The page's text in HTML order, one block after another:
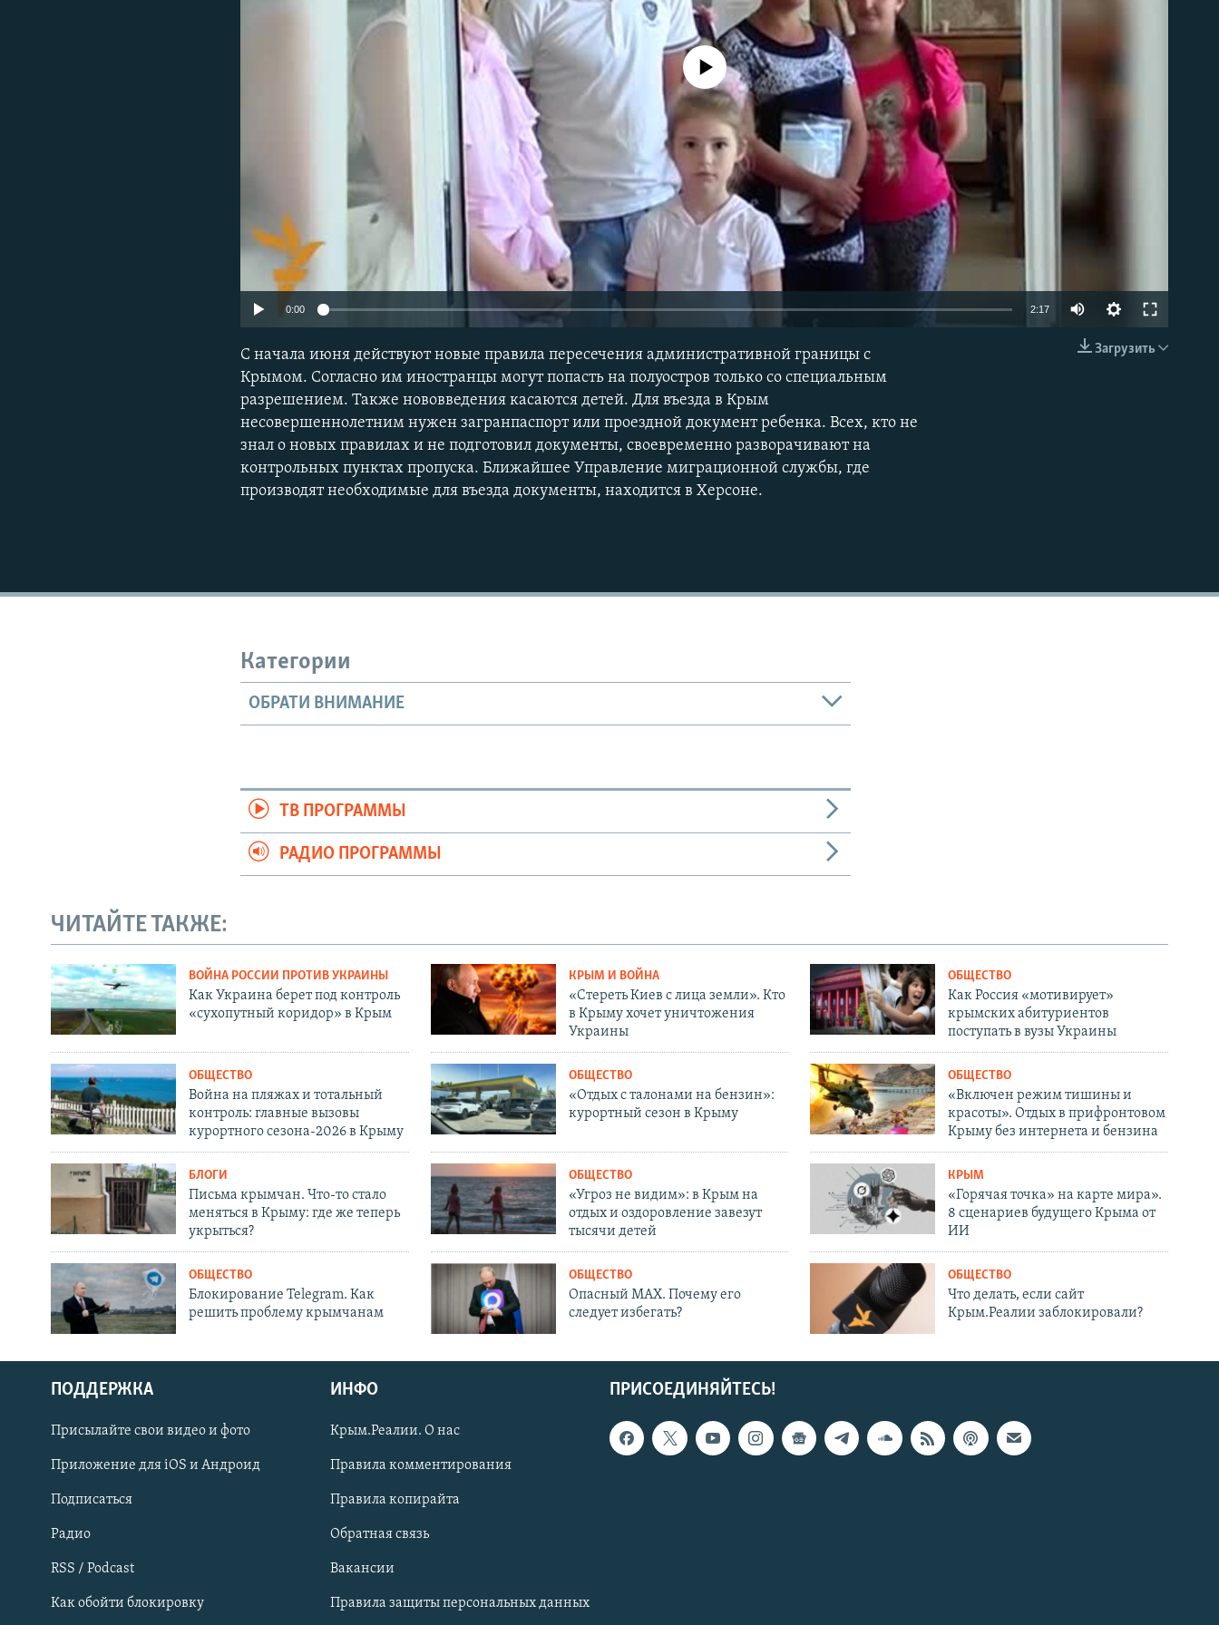
Українською
Qırımtatar
ПРИСОЕДИНЯЙТЕСЬ!
EMBED
No media source currently available
0:00 2:17
Загрузить
С начала июня действуют новые правила пересечения административной границы с
Крымом. Согласно им иностранцы могут попасть на полуостров только со специальным
разрешением. Также нововведения касаются детей. Для въезда в Крым
несовершеннолетним нужен загранпаспорт или проездной документ ребенка. Всех, кто не
знал о новых правилах и не подготовил документы, своевременно разворачивают на
контрольных пунктах пропуска. Ближайшее Управление миграционной службы, где
производят необходимые для въезда документы, находится в Херсоне.
Категории
ОБРАТИ ВНИМАНИЕ
ТВ ПРОГРАММЫ
РАДИО ПРОГРАММЫ
ЧИТАЙТЕ ТАКЖЕ:
ВОЙНА РОССИИ ПРОТИВ УКРАИНЫ
Как Украина берет под контроль
«сухопутный коридор» в Крым
КРЫМ И ВОЙНА
«Стереть Киев с лица земли». Кто
в Крыму хочет уничтожения
Украины
ОБЩЕСТВО
Как Россия «мотивирует»
крымских абитуриентов
поступать в вузы Украины
ОБЩЕСТВО
Война на пляжах и тотальный
контроль: главные вызовы
курортного сезона-2026 в Крыму
ОБЩЕСТВО
«Отдых с талонами на бензин»:
курортный сезон в Крыму
ОБЩЕСТВО
«Включен режим тишины и
красоты». Отдых в прифронтовом
Крыму без интернета и бензина
БЛОГИ
Письма крымчан. Что-то стало
меняться в Крыму: где же теперь
укрыться?
ОБЩЕСТВО
«Угроз не видим»: в Крым на
отдых и оздоровление завезут
тысячи детей
КРЫМ
«Горячая точка» на карте мира».
8 сценариев будущего Крыма от
ИИ
ОБЩЕСТВО
Блокирование Telegram. Как
решить проблему крымчанам
ОБЩЕСТВО
Опасный MAX. Почему его
следует избегать?
ОБЩЕСТВО
Что делать, если сайт
Крым.Реалии заблокировали?
ПРИСОЕДИНЯЙТЕСЬ!
ПОДДЕРЖКА
Присылайте свои видео и фото
Приложение для iOS и Андроид
Подписаться
Радио
RSS / Podcast
Как обойти блокировку
ИНФО
Крым.Реалии. О нас
Правила комментирования
Правила копирайта
Обратная связь
Вакансии
Правила защиты персональных данных